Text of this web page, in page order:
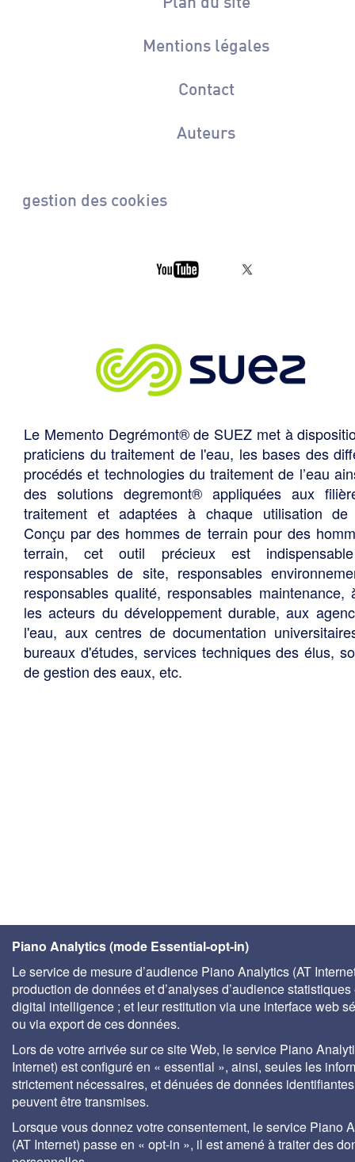
Mentions légales
Contact
Auteurs
gestion des cookies
Le Memento Degrémont® de SUEZ met à
praticiens du traitement de l'eau, les bases des
procédés et technologies du traitement de l’eau
des solutions degremont® appliquées aux
traitement et adaptées à chaque utilisation de
Conçu par des hommes de terrain pour des
terrain, cet outil précieux est
responsables de site, responsables
responsables qualité, responsables maintenance,
les acteurs du développement durable, aux
l'eau, aux centres de documentation
bureaux d'études, services techniques des élus,
de gestion des eaux, etc.
Piano Analytics (mode Essential-opt-in)
Le service de mesure d’audience Piano Analytics (AT
production de données et d’analyses d’audience statistiques
digital intelligence ; et leur restitution via une interface web
ou via export de ces données.
Lors de votre arrivée sur ce site Web, le service Piano
Internet) est configuré en « essential », ainsi, seules les
strictement nécessaires, et dénuées de données
peuvent être transmises.
Lorsque vous donnez votre consentement, le service Piano
(AT Internet) passe en « opt-in », il est amené à traiter des